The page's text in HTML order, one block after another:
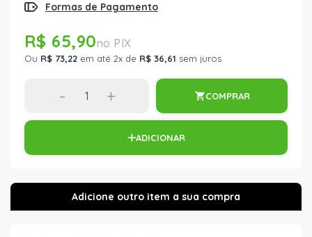
Formas de Pagamento
R$ 65,90
Ou R$ 73,22 em até 2x de R$ 36,61 sem juros
- + COMPRAR
ADICIONAR